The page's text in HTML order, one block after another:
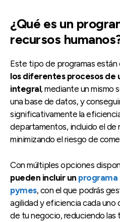
¿Qué es un
recursos
Este tipo de programas están
los diferentes procesos de
integral, mediante un mismo
una base de datos, y
significativamente la
departamentos, incluido el de
minimizando el riesgo de
Con múltiples opciones
pueden incluir un programa
pymes, con el que podrás
agilidad y eficiencia cada uno
de tu negocio, reduciendo las